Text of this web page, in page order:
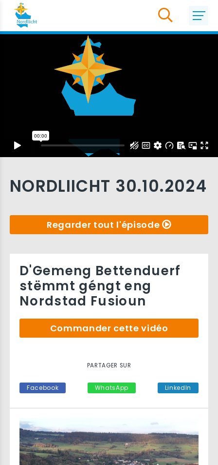
NORDLIICHT 30.10.2024
Regarder tout l'épisode
D'Gemeng Bettenduerf
stëmmt géngt eng
Nordstad Fusioun
Commander cette vidéo
PARTAGER SUR
Facebook WhatsApp LinkedIn